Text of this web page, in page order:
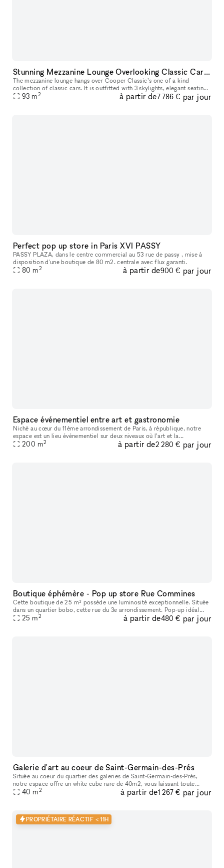
Stunning Mezzanine Lounge Overlooking Classic Car Showroom
The mezzanine lounge hangs over Cooper Classic’s one of a kind
collection of classic cars. It is outfitted with 3 skylights, elegant seating,
a custom Rolls Royce coffee table, and is adorned with ph
93 m2 à partir de7 786 € par jour
Perfect pop up store in Paris XVI PASSY
PASSY PLAZA, dans le centre commercial au 53 rue de passy , mise à
disposition d'une boutique de 80 m2. centrale avec flux garanti.
80 m2 à partir de900 € par jour
Espace événementiel entre art et gastronomie
Niché au cœur du 11ème arrondissement de Paris, à république, notre
espace est un lieu événementiel sur deux niveaux où l’art et la
gastronomie se rencontrent, se mêlent, et donnent naissance à des m
200 m2 à partir de2 280 € par jour
Boutique éphémère - Pop up store Rue Commines
Cette boutique de 25 m² possède une luminosité exceptionnelle. Située
dans un quartier bobo, cette rue du 3e arrondissement. Pop-up idéal
dans le cadre de marques de mode masculine ou de galeristes e
25 m2 à partir de480 € par jour
Galerie d'art au coeur de Saint-Germain-des-Prés
Située au coeur du quartier des galeries de Saint-Germain-des-Prés,
notre espace offre un white cube rare de 40m2, vous laissant toute
liberté pour déployer votre concept de pop-up store / galerie.
40 m2 à partir de1 267 € par jour
PROPRIÉTAIRE RÉACTIF < 11H